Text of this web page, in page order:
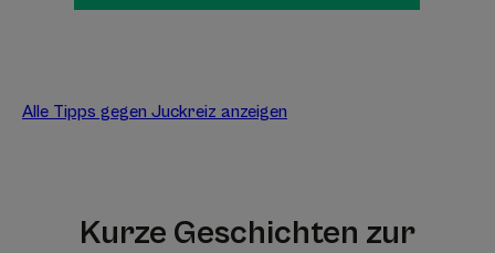
Alle Tipps gegen Juckreiz anzeigen
Kurze Geschichten zur